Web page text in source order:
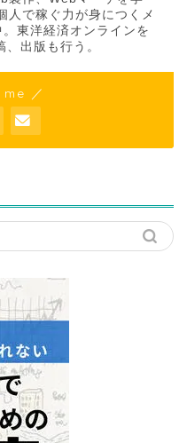
人で稼ぐ力が身につくメ
東洋経済オンラインを
出版も行う。
／